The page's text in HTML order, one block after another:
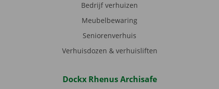
Bedrijf verhuizen
Meubelbewaring
Seniorenverhuis
Verhuisdozen & verhuisliften
Dockx Rhenus Archisafe